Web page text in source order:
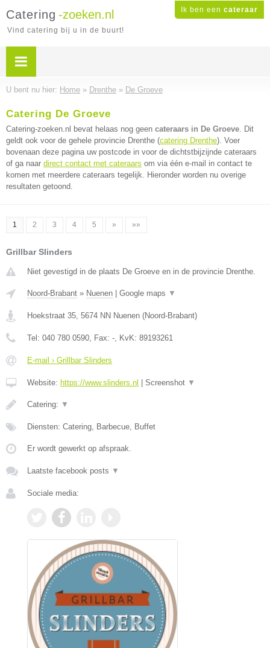
Ik ben een cateraar
Catering -zoeken.nl
Vind catering bij u in de buurt!
U bent nu hier: Home » Drenthe » De Groeve
Catering De Groeve
Catering-zoeken.nl bevat helaas nog geen cateraars in De Groeve. Dit
geldt ook voor de gehele provincie Drenthe (catering Drenthe). Voer
bovenaan deze pagina uw postcode in voor de dichtstbijzijnde cateraars
of ga naar direct contact met cateraars om via één e-mail in contact te
komen met meerdere cateraars tegelijk. Hieronder worden nu overige
resultaten getoond.
1 2 3 4 5 » »»
Grillbar Slinders
Niet gevestigd in de plaats De Groeve en in de provincie Drenthe.
Noord-Brabant » Nuenen Google maps ▼
Hoekstraat 35, 5674 NN Nuenen (Noord-Brabant)
Tel: 040 780 0590, Fax: -, KvK: 89193261
E-mail › Grillbar Slinders
Website: https://www.slinders.nl Screenshot ▼
Catering: ▼
Diensten: Catering, Barbecue, Buffet
Er wordt gewerkt op afspraak.
Laatste facebook posts ▼
Sociale media: